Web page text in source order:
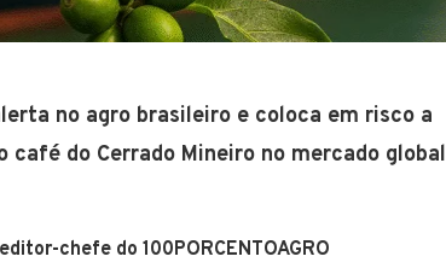
no agro brasileiro e coloca em risco a
do Cerrado Mineiro no mercado global
chefe do 100PORCENTOAGRO